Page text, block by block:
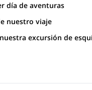
día de aventuras
nuestro viaje
excursión de